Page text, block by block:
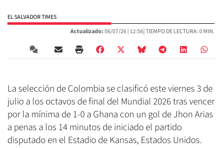
EL SALVADOR TIMES
Actualizado:06/07/26 | 12:56| TIEMPO DE LECTURA: 0 MIN.
La selección de Colombia se clasificó este viernes 3 de
julio a los octavos de final del Mundial 2026 tras vencer
por la mínima de 1-0 a Ghana con un gol de Jhon Arias
a penas a los 14 minutos de iniciado el partido
disputado en el Estadio de Kansas, Estados Unidos.